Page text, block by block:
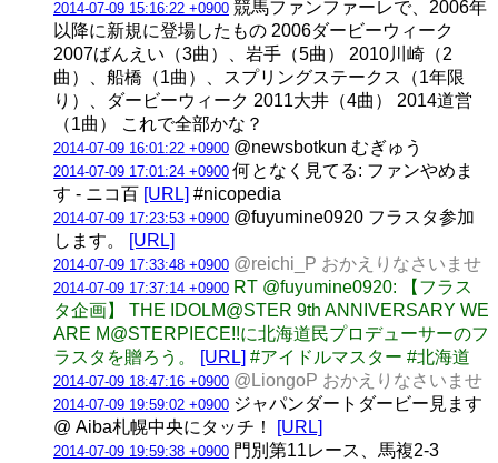
2014-07-09 15:16:22 +0900 競馬ファンファーレで、2006年
以降に新規に登場したもの 2006ダービーウィーク
2007ばんえい（3曲）、岩手（5曲） 2010川崎（2
曲）、船橋（1曲）、スプリングステークス（1年限
り）、ダービーウィーク 2011大井（4曲） 2014道営
（1曲） これで全部かな？
2014-07-09 16:01:22 +0900 @newsbotkun むぎゅう
2014-07-09 17:01:24 +0900 何となく見てる: ファンやめま
す - ニコ百 [URL] #nicopedia
2014-07-09 17:23:53 +0900 @fuyumine0920 フラスタ参加
します。
[URL]
2014-07-09 17:33:48 +0900 @reichi_P おかえりなさいませ
2014-07-09 17:37:14 +0900 RT @fuyumine0920: 【フラス
タ企画】 THE IDOLM@STER 9th ANNIVERSARY WE
ARE M@STERPIECE!!に北海道民プロデューサーのフ
ラスタを贈ろう。
[URL] #アイドルマスター #北海道
2014-07-09 18:47:16 +0900 @LiongoP おかえりなさいませ
2014-07-09 19:59:02 +0900 ジャパンダートダービー見ます
@ Aiba札幌中央にタッチ！
[URL]
2014-07-09 19:59:38 +0900 門別第11レース、馬複2-3